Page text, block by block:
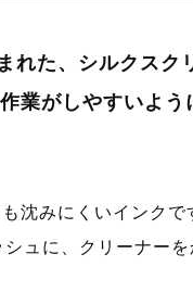
た、シルクスク
業がしやすいよ
沈みにくいインク
ュに、クリーナー